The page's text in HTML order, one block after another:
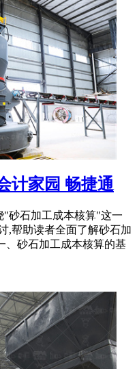
计家园 畅捷通
"砂石加工成本核算"这一
,帮助读者全面了解砂石加
、砂石加工成本核算的基